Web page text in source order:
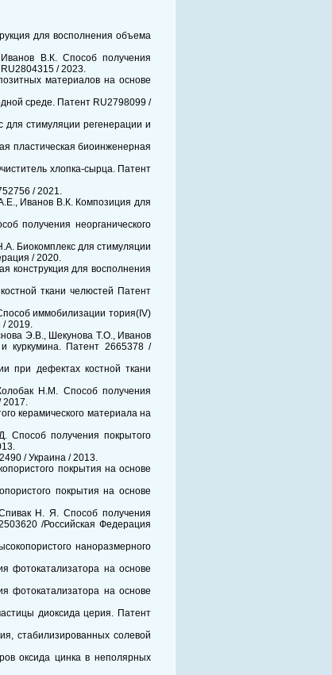
для восполнения объема
В.К. Способ получения
/ 2023.
материалов на основе
среде. Патент RU2798099 /
стимуляции регенерации и
пластическая биоинженерная
хлопка-сырца. Патент
/ 2021.
Иванов В.К. Композиция для
получения неорганического
Биокомплекс для стимуляции
/ 2020.
конструкция для восполнения
ткани челюстей Патент
иммобилизации тория(IV)
/ 2019.
Э.В., Шекунова Т.О., Иванов
и куркумина. Патент 2665378 /
при дефектах костной ткани
Н.М. Способ получения
2017.
керамического материала на
получения покрытого
/ Украина / 2013.
покрытия на основе
покрытия на основе
Н. Я. Способ получения
/Российская Федерация
наноразмерного
фотокатализатора на основе
фотокатализатора на основе
диоксида церия. Патент
стабилизированных солевой
оксида цинка в неполярных